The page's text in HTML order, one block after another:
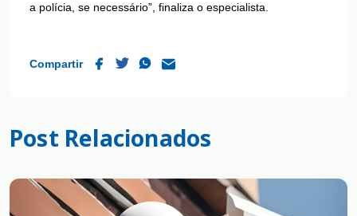
a polícia, se necessário”, finaliza o especialista.
Compartir
Post Relacionados